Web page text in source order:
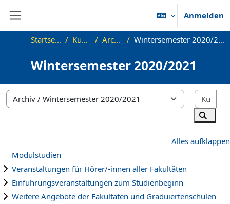
Anmelden
Startseite Kurse Archiv Wintersemester 2020/2021
Wintersemester 2020/2021
Kursbereiche
Kurse
Alles aufklappen
Modulstudien
Veranstaltungen für Hörer/-innen aller Fakultäten
Einführungsveranstaltungen zum Studienbeginn
Weitere Angebote der Fakultäten und Graduiertenschulen